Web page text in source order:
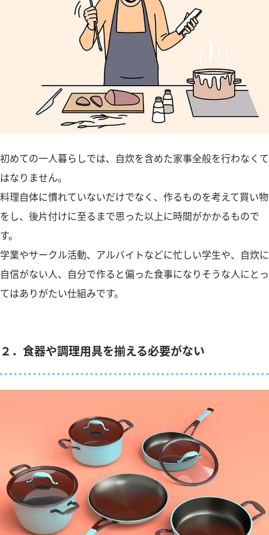
初めての一人暮らしでは、自炊を含めた家事全般を行わなくて
はなりません。
料理自体に慣れていないだけでなく、作るものを考えて買い物
をし、後片付けに至るまで思った以上に時間がかかるもので
す。
学業やサークル活動、アルバイトなどに忙しい学生や、自炊に
自信がない人、自分で作ると偏った食事になりそうな人にとっ
てはありがたい仕組みです。
２．食器や調理用具を揃える必要がない